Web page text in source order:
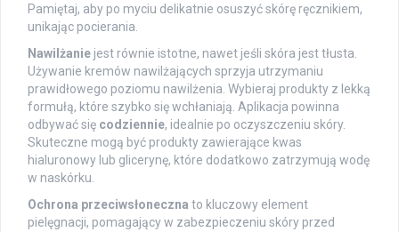
Pamiętaj, aby po myciu delikatnie osuszyć skórę ręcznikiem,
unikając pocierania.
Nawilżanie jest równie istotne, nawet jeśli skóra jest tłusta.
Używanie kremów nawilżających sprzyja utrzymaniu
prawidłowego poziomu nawilżenia. Wybieraj produkty z lekką
formułą, które szybko się wchłaniają. Aplikacja powinna
odbywać się codziennie, idealnie po oczyszczeniu skóry.
Skuteczne mogą być produkty zawierające kwas
hialuronowy lub glicerynę, które dodatkowo zatrzymują wodę
w naskórku.
Ochrona przeciwsłoneczna to kluczowy element
pielęgnacji, pomagający w zabezpieczeniu skóry przed